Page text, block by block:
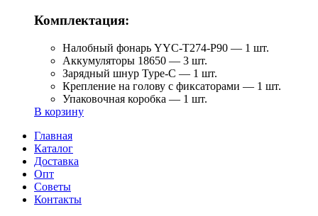
Комплектация:
Налобный фонарь YYC-T274-P90 — 1 шт.
Аккумуляторы 18650 — 3 шт.
Зарядный шнур Type-C — 1 шт.
Крепление на голову с фиксаторами — 1 шт.
Упаковочная коробка — 1 шт.
В корзину
Главная
Каталог
Доставка
Опт
Советы
Контакты